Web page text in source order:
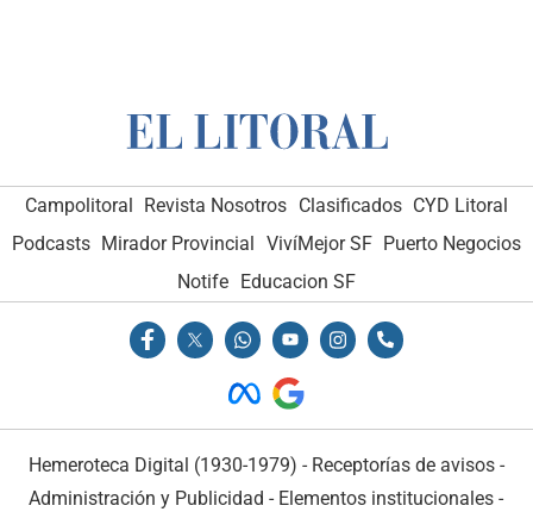
Campolitoral Revista Nosotros Clasificados CYD Litoral
Podcasts Mirador Provincial VivíMejor SF Puerto Negocios
Notife
Educacion SF
Hemeroteca Digital (1930-1979) - Receptorías de avisos -
Administración y Publicidad - Elementos institucionales -